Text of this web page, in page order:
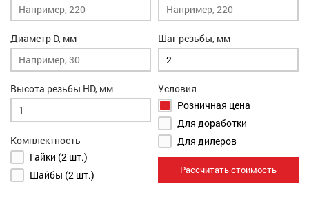
Диаметр D, мм Шаг резьбы, мм
Высота резьбы HD, мм
Комплектность
Гайки (2 шт.)
Шайбы (2 шт.)
Условия
Розничная цена
Для доработки
Для дилеров
Рассчитать стоимость